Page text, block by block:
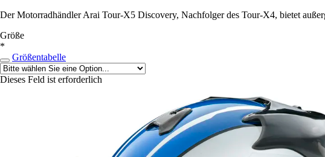
Der Motorradhändler Arai Tour-X5 Discovery, Nachfolger des Tour-X4, bietet
Größe
*
Größentabelle
Dieses Feld ist erforderlich